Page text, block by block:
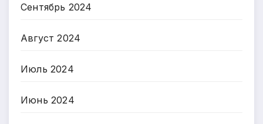
Сентябрь 2024
Август 2024
Июль 2024
Июнь 2024